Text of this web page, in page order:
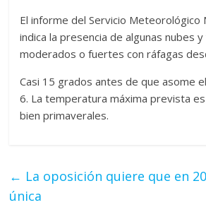
El informe del Servicio Meteorológico
indica la presencia de algunas nubes
moderados o fuertes con ráfagas
Casi 15 grados antes de que asome
6. La temperatura máxima prevista
bien primaverales.
← La oposición quiere que en
única